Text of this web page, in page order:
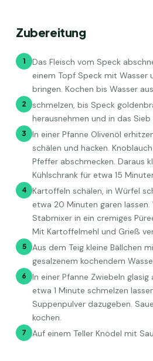
Zubereitung
1
Das Fleisch vom Speck
einem Topf Speck mit Wasser
bringen. Kochen bis Wasser
2
schmelzen, bis Speck
herausnehmen und in das
3
In einer Pfanne Olivenöl
schälen und hacken.
Pfeffer abschmecken. Daraus
Kühlschrank für etwa 15
4
Kartoffeln schälen, in Würfel
etwa 20 Minuten garen
Stabmixer in ein cremiges
Mit Kartoffelmehl und Grieß
5
Aus dem Teig kleine Bällchen
gesalzenem kochendem
6
In einer Pfanne Zwiebeln
etwa 1 Minute schmelzen
Suppenpulver dazugeben.
kochen.
7 Auf einem Teller Knödel mit